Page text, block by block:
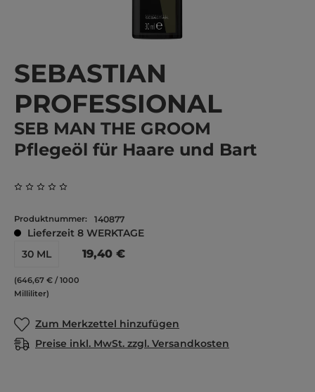
SEBASTIAN
PROFESSIONAL
SEB MAN THE GROOM
Pflegeöl für Haare und Bart
Produktnummer: 140877
Lieferzeit 8 WERKTAGE
30 ML
(646,67 € / 1000
Milliliter)
19,40 €
Zum Merkzettel hinzufügen
Preise inkl. MwSt. zzgl. Versandkosten